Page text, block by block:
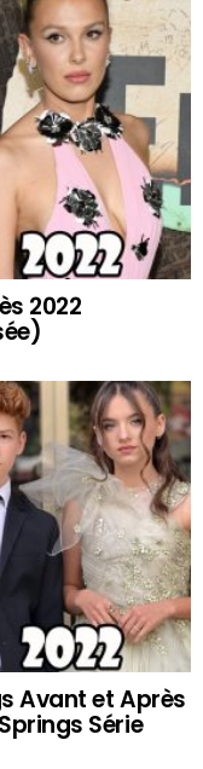
2022
Avant et Après
Série